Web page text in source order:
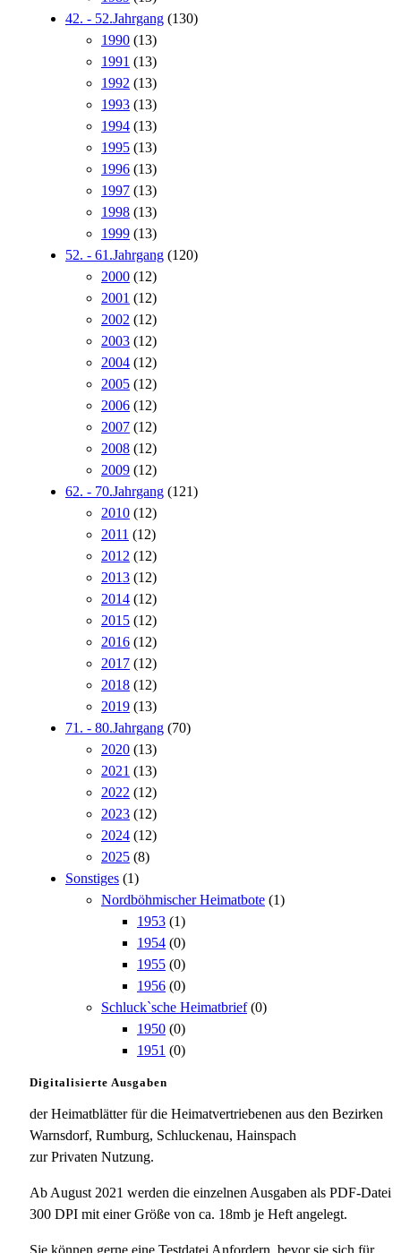
42. - 52.Jahrgang (130)
1990 (13)
1991 (13)
1992 (13)
1993 (13)
1994 (13)
1995 (13)
1996 (13)
1997 (13)
1998 (13)
1999 (13)
52. - 61.Jahrgang (120)
2000 (12)
2001 (12)
2002 (12)
2003 (12)
2004 (12)
2005 (12)
2006 (12)
2007 (12)
2008 (12)
2009 (12)
62. - 70.Jahrgang (121)
2010 (12)
2011 (12)
2012 (12)
2013 (12)
2014 (12)
2015 (12)
2016 (12)
2017 (12)
2018 (12)
2019 (13)
71. - 80.Jahrgang (70)
2020 (13)
2021 (13)
2022 (12)
2023 (12)
2024 (12)
2025 (8)
Sonstiges (1)
Nordböhmischer Heimatbote (1)
1953 (1)
1954 (0)
1955 (0)
1956 (0)
Schluck`sche Heimatbrief (0)
1950 (0)
1951 (0)
Digitalisierte Ausgaben
der Heimatblätter für die Heimatvertriebenen aus den Bezirken
Warnsdorf, Rumburg, Schluckenau, Hainspach
zur Privaten Nutzung.
Ab August 2021 werden die einzelnen Ausgaben als PDF-Datei
300 DPI mit einer Größe von ca. 18mb je Heft angelegt.